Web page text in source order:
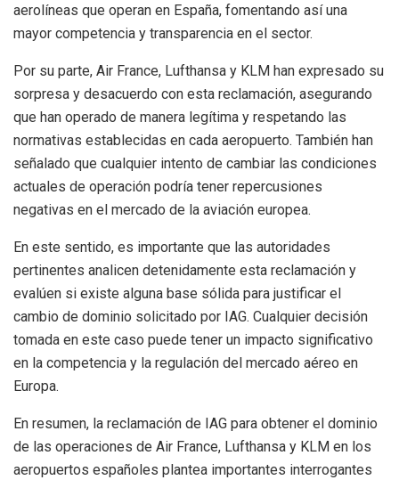
aerolíneas que operan en España, fomentando así una
mayor competencia y transparencia en el sector.
Por su parte, Air France, Lufthansa y KLM han expresado su
sorpresa y desacuerdo con esta reclamación, asegurando
que han operado de manera legítima y respetando las
normativas establecidas en cada aeropuerto. También han
señalado que cualquier intento de cambiar las condiciones
actuales de operación podría tener repercusiones
negativas en el mercado de la aviación europea.
En este sentido, es importante que las autoridades
pertinentes analicen detenidamente esta reclamación y
evalúen si existe alguna base sólida para justificar el
cambio de dominio solicitado por IAG. Cualquier decisión
tomada en este caso puede tener un impacto significativo
en la competencia y la regulación del mercado aéreo en
Europa.
En resumen, la reclamación de IAG para obtener el dominio
de las operaciones de Air France, Lufthansa y KLM en los
aeropuertos españoles plantea importantes interrogantes